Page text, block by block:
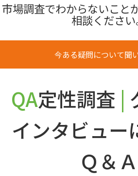
市場調査でわからないこと
相談ください
今ある疑問について聞
QA定性調査 |
インタビュー
Ｑ＆Ａ